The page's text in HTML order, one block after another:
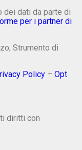
dei dati da parte di
per i partner di
Strumento di
Policy – Opt
diritti con